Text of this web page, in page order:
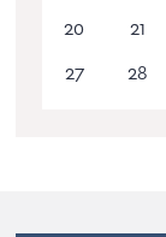
20
21
27
28